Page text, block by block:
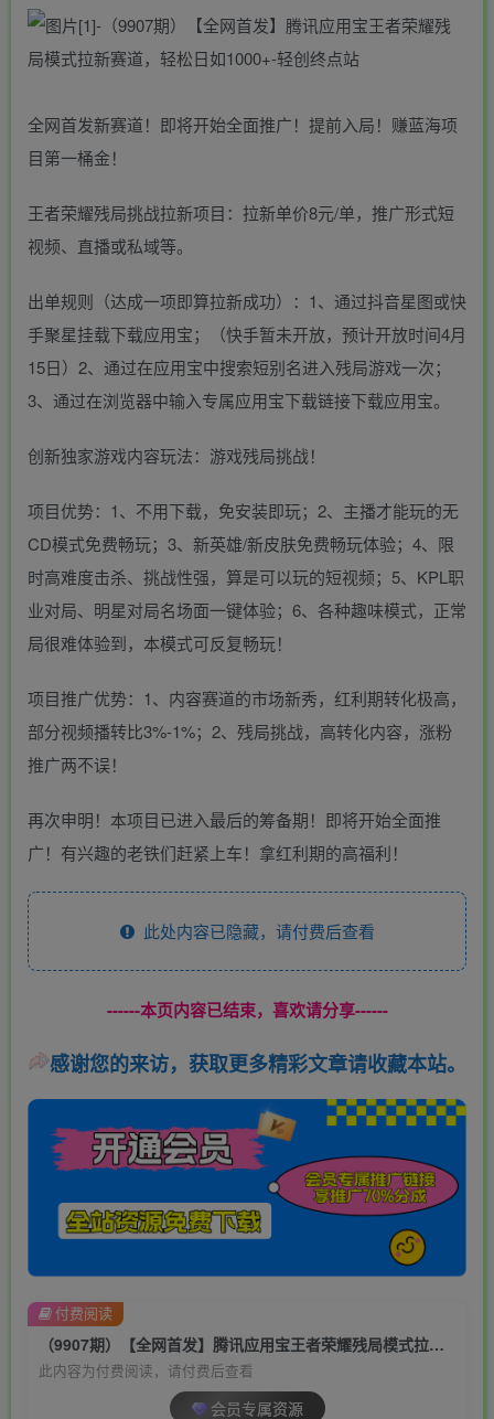
全网首发新赛道！即将开始全面推广！提前入局！赚蓝海项
目第一桶金！
王者荣耀残局挑战拉新项目：拉新单价8元/单，推广形式短
视频、直播或私域等。
出单规则（达成一项即算拉新成功）：1、通过抖音星图或快
手聚星挂载下载应用宝；（快手暂未开放，预计开放时间4月
15日）2、通过在应用宝中搜索短别名进入残局游戏一次；
3、通过在浏览器中输入专属应用宝下载链接下载应用宝。
创新独家游戏内容玩法：游戏残局挑战！
项目优势：1、不用下载，免安装即玩；2、主播才能玩的无
CD模式免费畅玩；3、新英雄/新皮肤免费畅玩体验；4、限
时高难度击杀、挑战性强，算是可以玩的短视频；5、KPL职
业对局、明星对局名场面一键体验；6、各种趣味模式，正常
局很难体验到，本模式可反复畅玩！
项目推广优势：1、内容赛道的市场新秀，红利期转化极高，
部分视频播转比3%-1%；2、残局挑战，高转化内容，涨粉
推广两不误！
再次申明！本项目已进入最后的筹备期！即将开始全面推
广！有兴趣的老铁们赶紧上车！拿红利期的高福利！
此处内容已隐藏，请付费后查看
------本页内容已结束，喜欢请分享------
感谢您的来访，获取更多精彩文章请收藏本站。
（9907期）【全网首发】腾讯应用宝王者荣耀残局模式拉新赛道，轻松日如1000+
此内容为付费阅读，请付费后查看
会员专属资源
付费阅读